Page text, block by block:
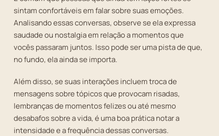
sintam confortáveis em falar sobre suas emoções.
Analisando essas conversas, observe se ela expressa
saudade ou nostalgia em relação a momentos que
vocês passaram juntos. Isso pode ser uma pista de que,
no fundo, ela ainda se importa.
Além disso, se suas interações incluem troca de
mensagens sobre tópicos que provocam risadas,
lembranças de momentos felizes ou até mesmo
desabafos sobre a vida, é uma boa prática notar a
intensidade e a frequência dessas conversas.